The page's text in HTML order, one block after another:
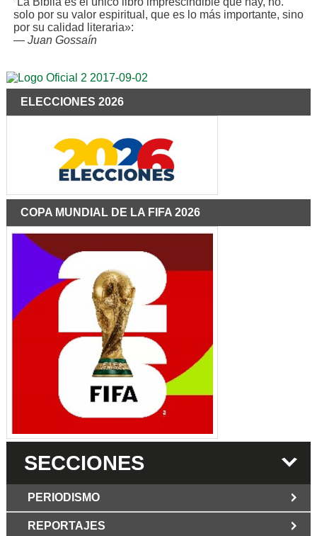
solo por su valor espiritual, que es lo más importante, sino
por su calidad literaria»:
— Juan Gossaín
ELECCIONES 2026
COPA MUNDIAL DE LA FIFA 2026
SECCIONES
PERIODISMO
REPORTAJES